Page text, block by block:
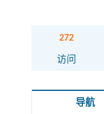
272
访问
导航